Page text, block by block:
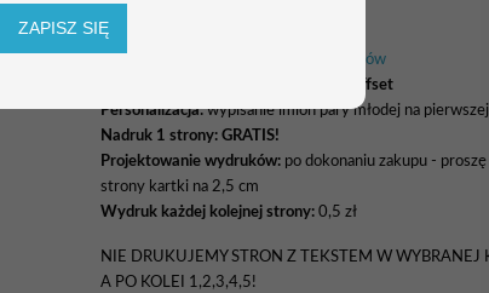
kliknij tutaj aby obejrzeć wzornik kolorów
170 gram gładki offset
Personalizacja:wypisanie imion pary młodej na
Nadruk 1 strony: GRATIS!
Projektowanie wydruków: po dokonaniu zakupu -
strony kartki na 2,5 cm
Wydruk każdej kolejnej strony: 0,5 zł
NIE DRUKUJEMY STRON Z TEKSTEM W WYBRANEJ
A PO KOLEI 1,2,3,4,5!
ZAPISZ SIĘ